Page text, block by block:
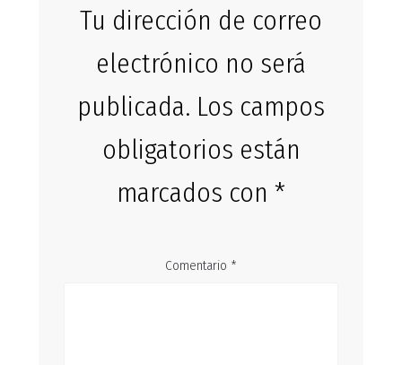
Tu dirección de correo
electrónico no será
publicada. Los campos
obligatorios están
marcados con *
Comentario *